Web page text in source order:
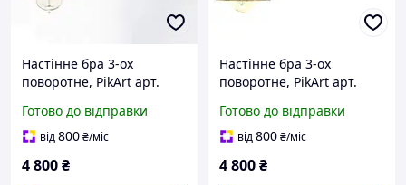
Настінне бра 3-ох
поворотне, PikArt арт.
Готово до відправки
від800₴/міс
4 800₴
Настінне бра 3-ох
поворотне, PikArt арт.
Готово до відправки
від800₴/міс
4 800₴